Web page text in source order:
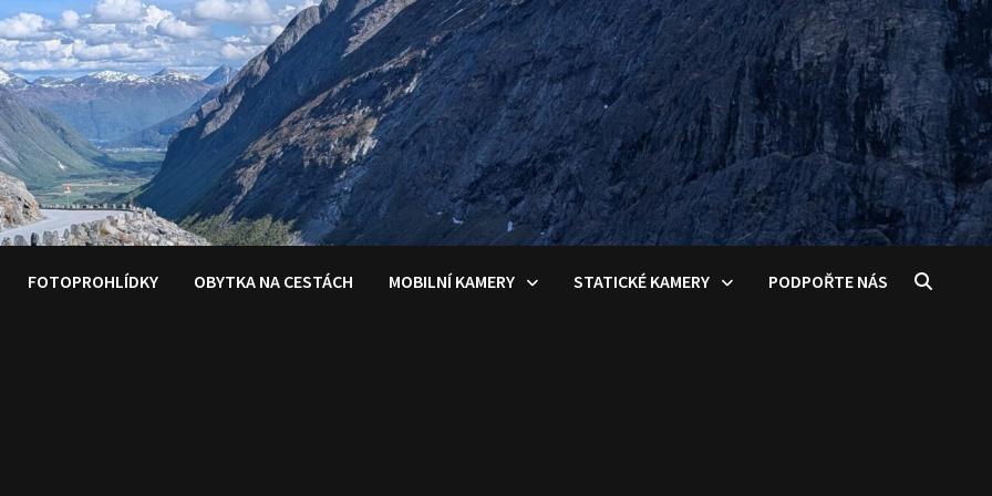
FOTOPROHLÍDKY OBYTKA NA CESTÁCH MOBILNÍ KAMERY STATICKÉ KAMERY PODPOŘTE NÁS